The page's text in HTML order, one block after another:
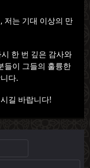
저는 기대 이상의 만
한 번 깊은 감사와
들이 그들의 훌륭한
다.
길 바랍니다!